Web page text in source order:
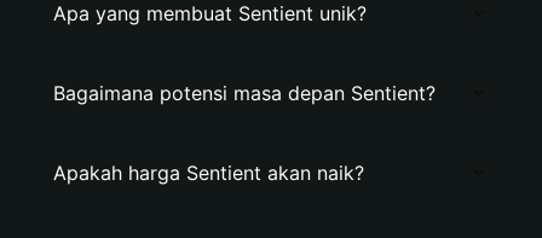
Apa yang membuat Sentient unik?
Bagaimana potensi masa depan Sentient?
Apakah harga Sentient akan naik?